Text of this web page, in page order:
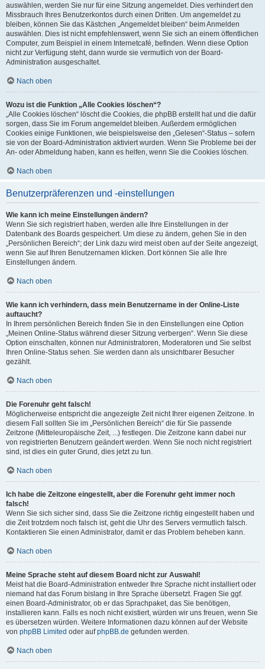
auswählen, werden Sie nur für eine Sitzung angemeldet. Dies verhindert den
Missbrauch Ihres Benutzerkontos durch einen Dritten. Um angemeldet zu
bleiben, können Sie das Kästchen „Angemeldet bleiben“ beim Anmelden
auswählen. Dies ist nicht empfehlenswert, wenn Sie sich an einem öffentlichen
Computer, zum Beispiel in einem Internetcafé, befinden. Wenn diese Option
nicht zur Verfügung steht, dann wurde sie vermutlich von der Board-
Administration ausgeschaltet.
Nach oben
Wozu ist die Funktion „Alle Cookies löschen“?
„Alle Cookies löschen“ löscht die Cookies, die phpBB erstellt hat und die dafür
sorgen, dass Sie im Forum angemeldet bleiben. Außerdem ermöglichen
Cookies einige Funktionen, wie beispielsweise den „Gelesen“-Status – sofern
sie von der Board-Administration aktiviert wurden. Wenn Sie Probleme bei der
An- oder Abmeldung haben, kann es helfen, wenn Sie die Cookies löschen.
Nach oben
Benutzerpräferenzen und -einstellungen
Wie kann ich meine Einstellungen ändern?
Wenn Sie sich registriert haben, werden alle Ihre Einstellungen in der
Datenbank des Boards gespeichert. Um diese zu ändern, gehen Sie in den
„Persönlichen Bereich“; der Link dazu wird meist oben auf der Seite angezeigt,
wenn Sie auf Ihren Benutzernamen klicken. Dort können Sie alle Ihre
Einstellungen ändern.
Nach oben
Wie kann ich verhindern, dass mein Benutzername in der Online-Liste
auftaucht?
In Ihrem persönlichen Bereich finden Sie in den Einstellungen eine Option
„Meinen Online-Status während dieser Sitzung verbergen“. Wenn Sie diese
Option einschalten, können nur Administratoren, Moderatoren und Sie selbst
Ihren Online-Status sehen. Sie werden dann als unsichtbarer Besucher
gezählt.
Nach oben
Die Forenuhr geht falsch!
Möglicherweise entspricht die angezeigte Zeit nicht Ihrer eigenen Zeitzone. In
diesem Fall sollten Sie im „Persönlichen Bereich“ die für Sie passende
Zeitzone (Mitteleuropäische Zeit, ...) festlegen. Die Zeitzone kann dabei nur
von registrierten Benutzern geändert werden. Wenn Sie noch nicht registriert
sind, ist dies ein guter Grund, dies jetzt zu tun.
Nach oben
Ich habe die Zeitzone eingestellt, aber die Forenuhr geht immer noch
falsch!
Wenn Sie sich sicher sind, dass Sie die Zeitzone richtig eingestellt haben und
die Zeit trotzdem noch falsch ist, geht die Uhr des Servers vermutlich falsch.
Kontaktieren Sie einen Administrator, damit er das Problem beheben kann.
Nach oben
Meine Sprache steht auf diesem Board nicht zur Auswahl!
Meist hat die Board-Administration entweder Ihre Sprache nicht installiert oder
niemand hat das Forum bislang in Ihre Sprache übersetzt. Fragen Sie ggf.
einen Board-Administrator, ob er das Sprachpaket, das Sie benötigen,
installieren kann. Falls es noch nicht existiert, würden wir uns freuen, wenn Sie
es übersetzen würden. Weitere Informationen dazu können auf der Website
von phpBB Limited oder aufphpBB.de gefunden werden.
Nach oben